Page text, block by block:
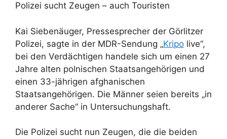
Polizei sucht Zeugen – auch Touristen
Kai Siebenäuger, Pressesprecher der Görlitzer
Polizei, sagte in der MDR-Sendung „Kripo live“,
bei den Verdächtigen handele sich um einen 27
Jahre alten polnischen Staatsangehörigen und
einen 33-jährigen afghanischen
Staatsangehörigen. Die Männer seien bereits „in
anderer Sache“ in Untersuchungshaft.
Die Polizei sucht nun Zeugen, die die beiden